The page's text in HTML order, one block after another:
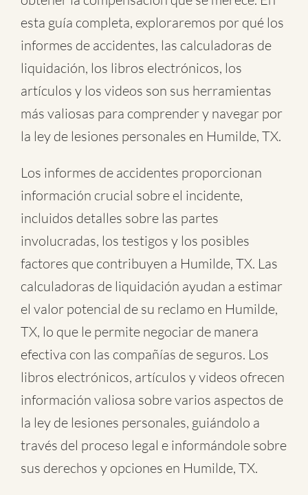
esta guía completa, exploraremos por qué los
informes de accidentes, las calculadoras de
liquidación, los libros electrónicos, los
artículos y los videos son sus herramientas
más valiosas para comprender y navegar por
la ley de lesiones personales en Humilde, TX.
Los informes de accidentes proporcionan
información crucial sobre el incidente,
incluidos detalles sobre las partes
involucradas, los testigos y los posibles
factores que contribuyen a Humilde, TX. Las
calculadoras de liquidación ayudan a estimar
el valor potencial de su reclamo en Humilde,
TX, lo que le permite negociar de manera
efectiva con las compañías de seguros. Los
libros electrónicos, artículos y videos ofrecen
información valiosa sobre varios aspectos de
la ley de lesiones personales, guiándolo a
través del proceso legal e informándole sobre
sus derechos y opciones en Humilde, TX.